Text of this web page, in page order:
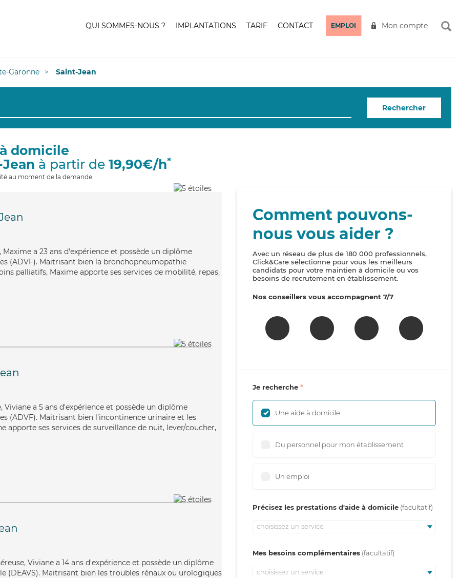
QUI SOMMES-NOUS ? IMPLANTATIONS TARIF CONTACT EMPLOI Mon compte
Garonne Saint-Jean
Rechercher
domicile
à partir de 19,90€/h*
au moment de la demande
a 23 ans d'expérience et possède un diplôme
(ADVF). Maitrisant bien la bronchopneumopathie
palliatifs, Maxime apporte ses services de mobilité, repas,
a 5 ans d'expérience et possède un diplôme
(ADVF). Maitrisant bien l'incontinence urinaire et les
apporte ses services de surveillance de nuit, lever/coucher,
Viviane a 14 ans d'expérience et possède un diplôme
(DEAVS). Maitrisant bien les troubles rénaux ou urologiques
Comment pouvons-
nous vous aider ?
Avec un réseau de plus de 180 000 professionnels,
Click&Care sélectionne pour vous les meilleurs
candidats pour votre maintien à domicile ou vos
besoins de recrutement en établissement.
Nos conseillers vous accompagnent 7/7
Je recherche
Une aide à domicile
Du personnel pour mon établissement
Un emploi
Précisez les prestations d'aide à domicile
choisissez un service
Mes besoins complémentaires
choisissez un service